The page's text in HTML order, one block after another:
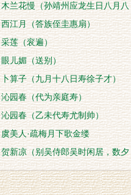
木兰花慢（孙靖州应龙生日八月八
日）
西江月（答族侄圭惠扇）
采莲（衮遍）
眼儿媚（送别）
卜算子（九月十八日寿徐子才）
沁园春（代为亲庭寿）
沁园春（乙未代寿尤制帅）
虞美人·疏梅月下歌金缕
贺新凉（别吴侍郎吴时闲居，数夕
前梦枯梅成林，一